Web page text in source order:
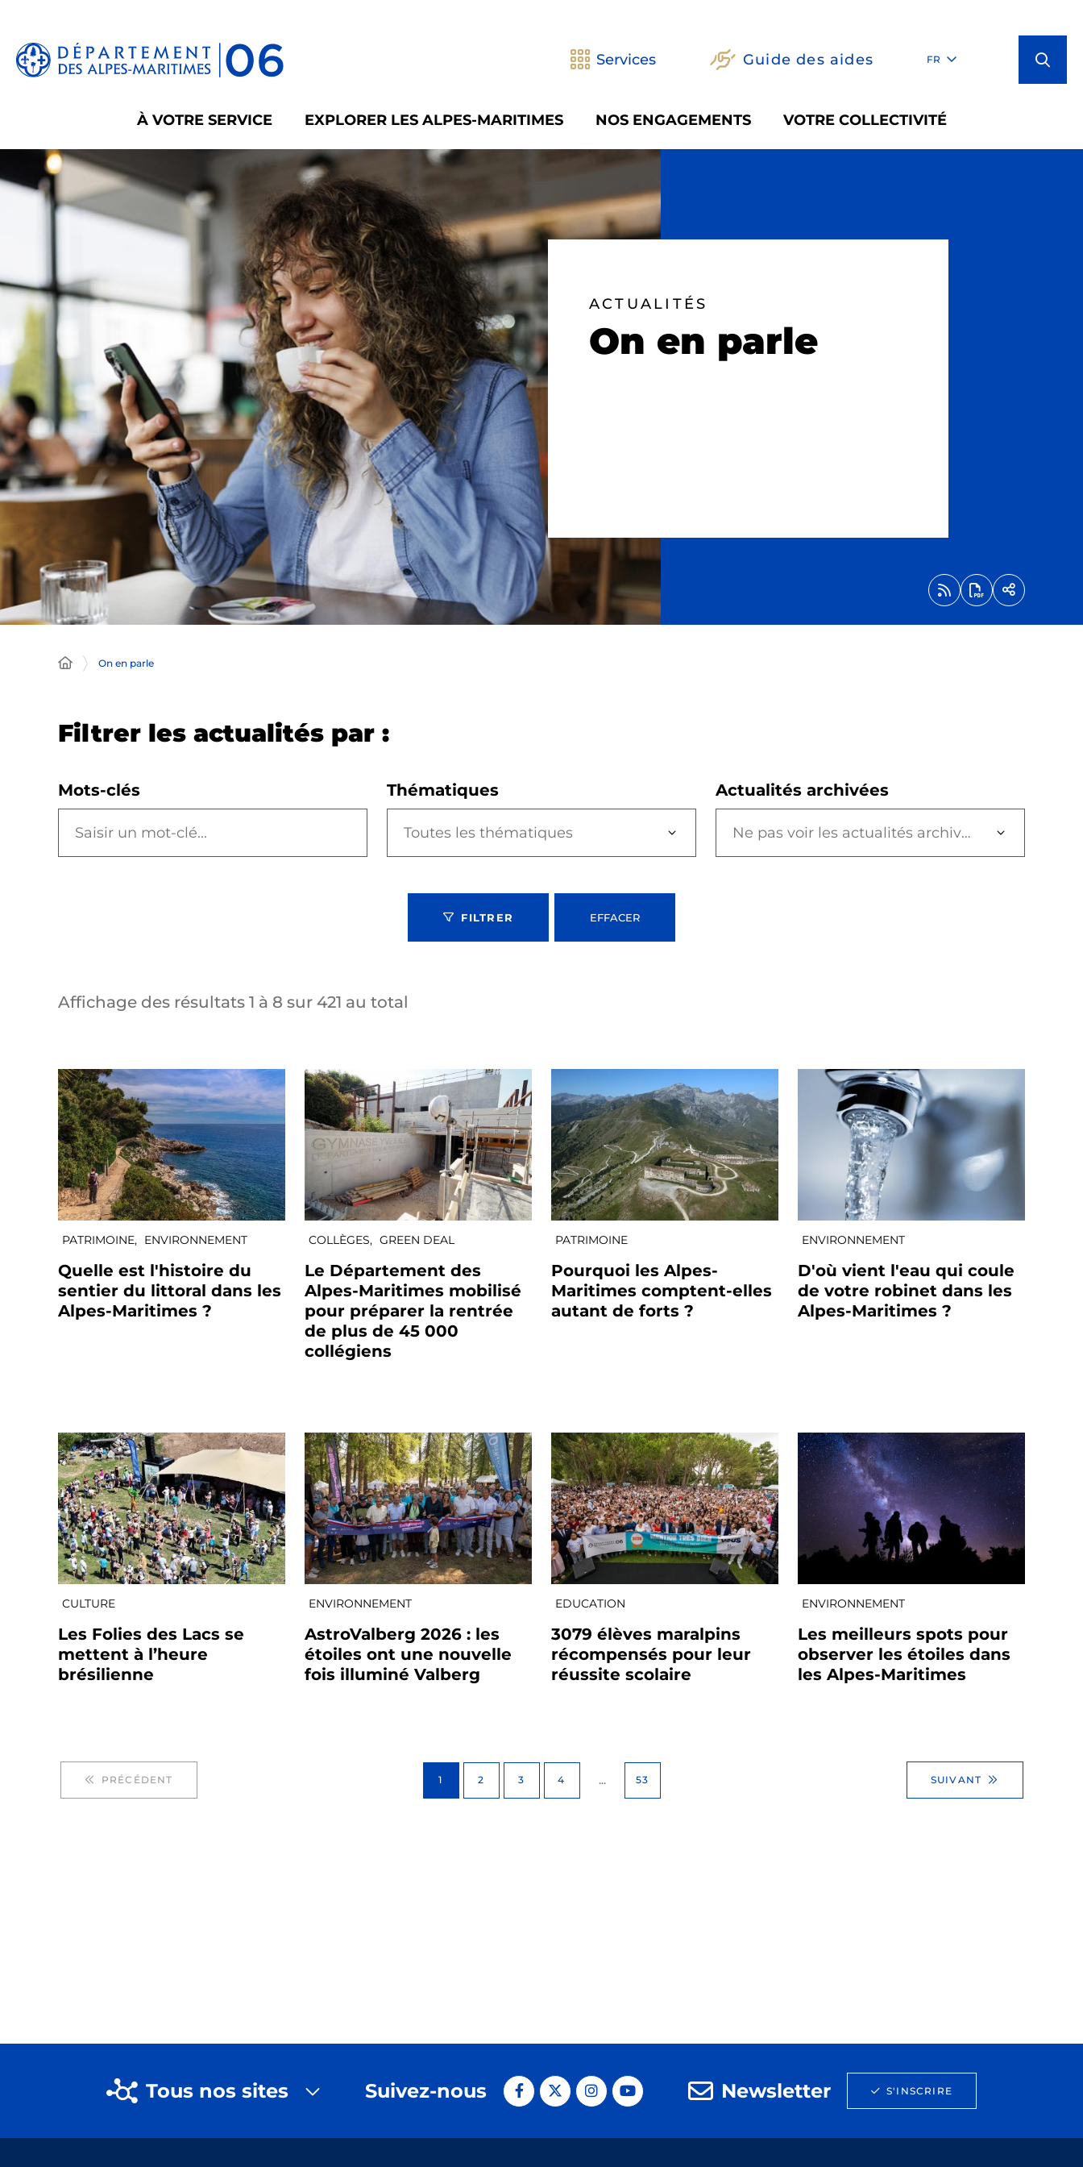
Services Guide des aides FR
À VOTRE SERVICE EXPLORER LES ALPES-MARITIMES NOS ENGAGEMENTS VOTRE COLLECTIVITÉ
ACTUALITÉS
On en parle
On en parle
Filtrer les actualités par :
Mots-clés Thématiques
Toutes les thématiques
Actualités archivées
FILTRER EFFACER
Affichage des résultats 1 à 8 sur 421 au total
PATRIMOINE, ENVIRONNEMENT
Quelle est l'histoire du
sentier du littoral dans les
Alpes-Maritimes ?
COLLÈGES, GREEN DEAL
Le Département des
Alpes-Maritimes mobilisé
pour préparer la rentrée
de plus de 45 000
collégiens
PATRIMOINE
Pourquoi les Alpes-
Maritimes comptent-elles
autant de forts ?
ENVIRONNEMENT
D'où vient l'eau qui coule
de votre robinet dans les
Alpes-Maritimes ?
CULTURE
Les Folies des Lacs se
mettent à l’heure
brésilienne
ENVIRONNEMENT
AstroValberg 2026 : les
étoiles ont une nouvelle
fois illuminé Valberg
EDUCATION
3079 élèves maralpins
récompensés pour leur
réussite scolaire
ENVIRONNEMENT
Les meilleurs spots pour
observer les étoiles dans
les Alpes-Maritimes
PRÉCÉDENT 1 2 3 4 ... 53 SUIVANT
Tous nos sites Suivez-nous Newsletter S'INSCRIRE